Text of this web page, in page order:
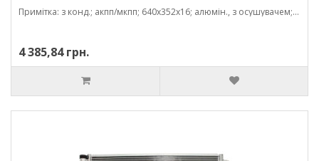
Примітка: з конд.; акпп/мкпп; 640x352x16; алюмін., з осушувачем; (1.5 d/1.5/1.6 d/1.6/2.0 d/2.0/3.0/3.0 d/0.6/135 kw/125 kw/75
4 385,84 грн.